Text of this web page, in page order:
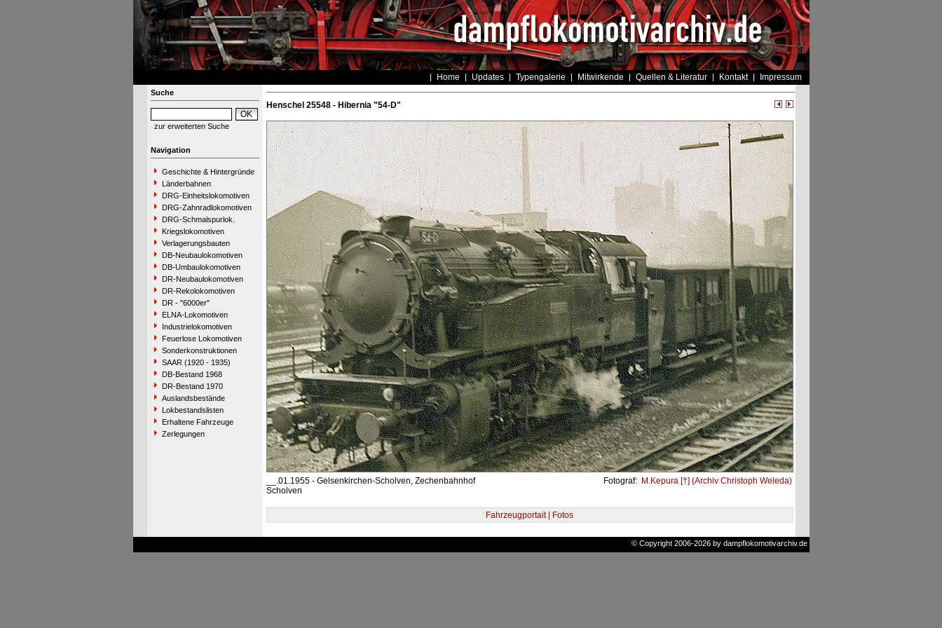
Home Updates Typengalerie Mitwirkende Quellen & Literatur Kontakt Impressum
Suche
zur erweiterten Suche
Navigation
Geschichte & Hintergründe
Länderbahnen
DRG-Einheitslokomotiven
DRG-Zahnradlokomotiven
DRG-Schmalspurlok.
Kriegslokomotiven
Verlagerungsbauten
DB-Neubaulokomotiven
DB-Umbaulokomotiven
DR-Neubaulokomotiven
DR-Rekolokomotiven
DR - "6000er"
ELNA-Lokomotiven
Industrielokomotiven
Feuerlose Lokomotiven
Sonderkonstruktionen
SAAR (1920 - 1935)
DB-Bestand 1968
DR-Bestand 1970
Auslandsbestände
Lokbestandslisten
Erhaltene Fahrzeuge
Zerlegungen
Henschel 25548 - Hibernia "54-D"
__.01.1955 - Gelsenkirchen-Scholven, Zechenbahnhof
Scholven
Fotograf: M.Kepura [†] (Archiv Christoph Weleda)
Fahrzeugportait | Fotos
© Copyright 2006-2026 by dampflokomotivarchiv.de